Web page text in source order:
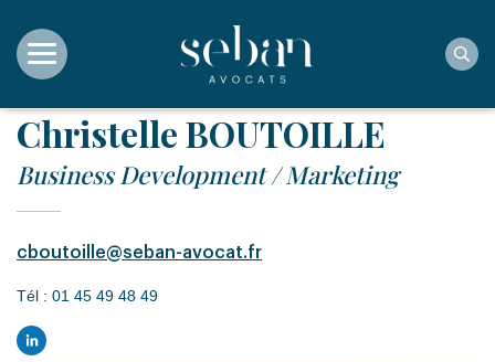
Christelle BOUTOILLE
Business Development / Marketing
cboutoille@seban-avocat.fr
Tél : 01 45 49 48 49
LinkedIn